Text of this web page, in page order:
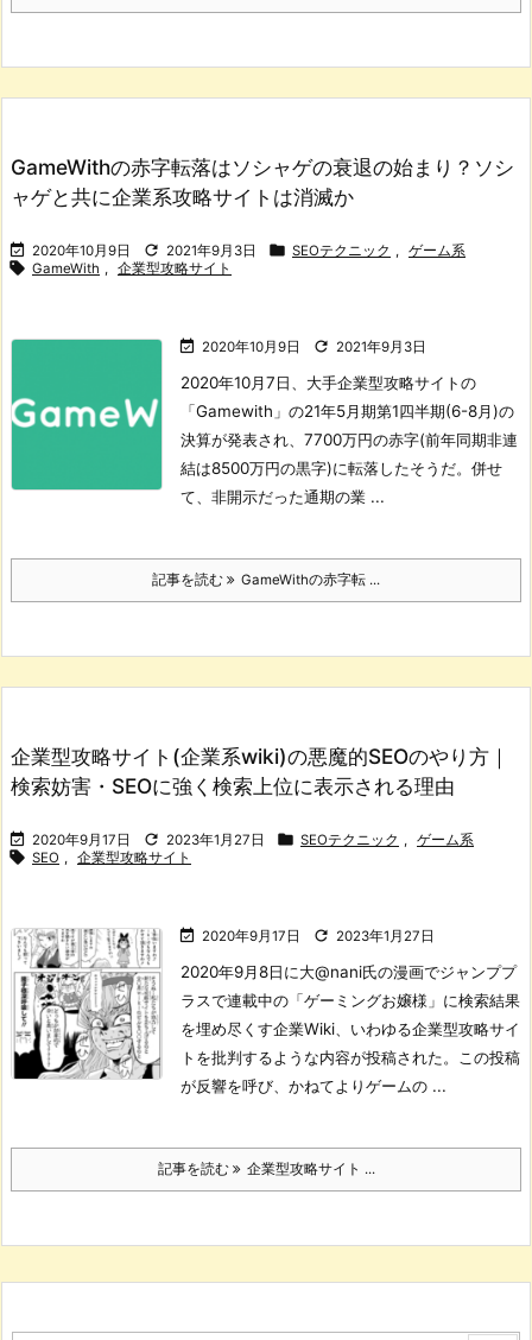
GameWithの赤字転落はソシャゲの衰退の始まり？ソシ
ャゲと共に企業系攻略サイトは消滅か
 2020年10月9日  2021年9月3日  SEOテクニック , ゲーム系
 GameWith , 企業型攻略サイト
 2020年10月9日  2021年9月3日
2020年10月7日、大手企業型攻略サイトの
「Gamewith」の21年5月期第1四半期(6-8月)の
決算が発表され、7700万円の赤字(前年同期非連
結は8500万円の黒字)に転落したそうだ。 併せ
て、非開示だった通期の業 ...
記事を読む GameWithの赤字転 ...
企業型攻略サイト(企業系wiki)の悪魔的SEOのやり方｜
検索妨害・SEOに強く検索上位に表示される理由
 2020年9月17日  2023年1月27日  SEOテクニック , ゲーム系
 SEO , 企業型攻略サイト
 2020年9月17日  2023年1月27日
2020年9月8日に大@nani氏の漫画でジャンププ
ラスで連載中の「ゲーミングお嬢様」に検索結果
を埋め尽くす企業Wiki、いわゆる企業型攻略サイ
トを批判するような内容が投稿された。
この投稿
が反響を呼び、かねてよりゲームの ...
記事を読む 企業型攻略サイト ...